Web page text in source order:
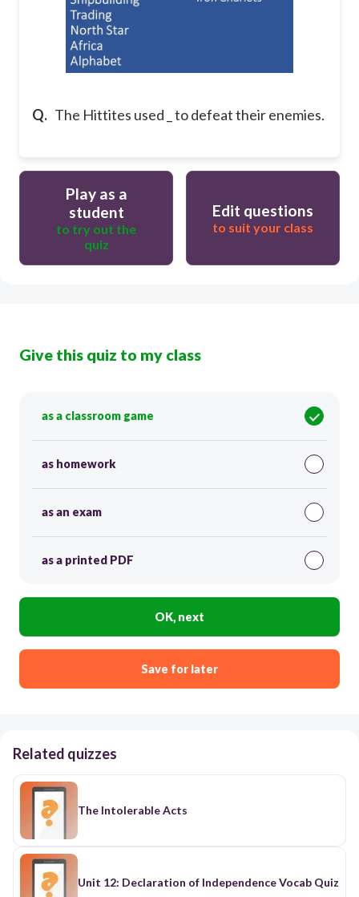
Q. The Hittites used _ to defeat their enemies.
Play as a
student
to try out the
quiz
Edit questions
to suit your class
Give this quiz to my class
as a classroom game
as homework
as an exam
as a printed PDF
OK, next
Save for later
Related quizzes
The Intolerable Acts
Unit 12: Declaration of Independence Vocab Quiz